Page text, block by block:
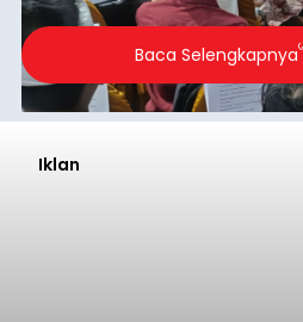
berlangsung selama Agustus
2026.
Baca Selengkapnya
Iklan